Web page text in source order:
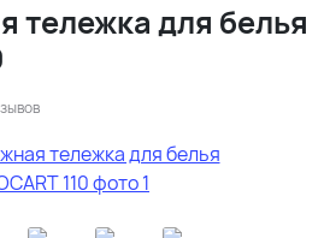
тележка для белья